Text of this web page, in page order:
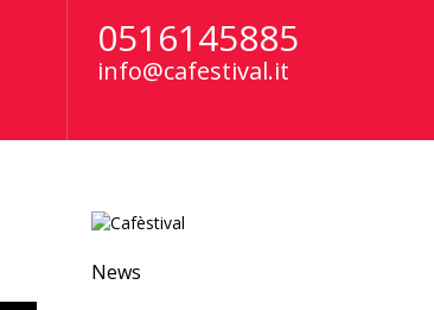
0516145885
info@cafestival.it
News